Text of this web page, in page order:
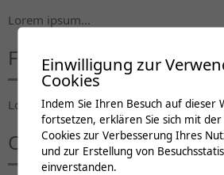
Lorem ipsum...
Frais de cours
Lorem ipsum...
Crédits de formation
Einwilligung zur
Cookies
Indem Sie Ihren Besuch auf dieser
fortsetzen, erklären Sie sich mit
Cookies zur Verbesserung Ihres
und zur Erstellung von
einverstanden.